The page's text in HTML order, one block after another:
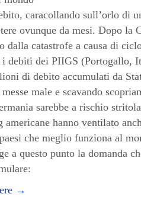
caracollando sull’orlo di
ovunque da mesi. Dopo la
dalla catastrofe a causa di
debiti dei PIIGS (Portogallo,
di debito accumulati da
male e scavando
sarebbe a rischio
americane hanno ventilato
che meglio funziona al
a questo punto la domanda
→